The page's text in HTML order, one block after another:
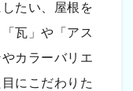
たい、屋根を
瓦」や「アス
カラーバリエ
にこだわりた